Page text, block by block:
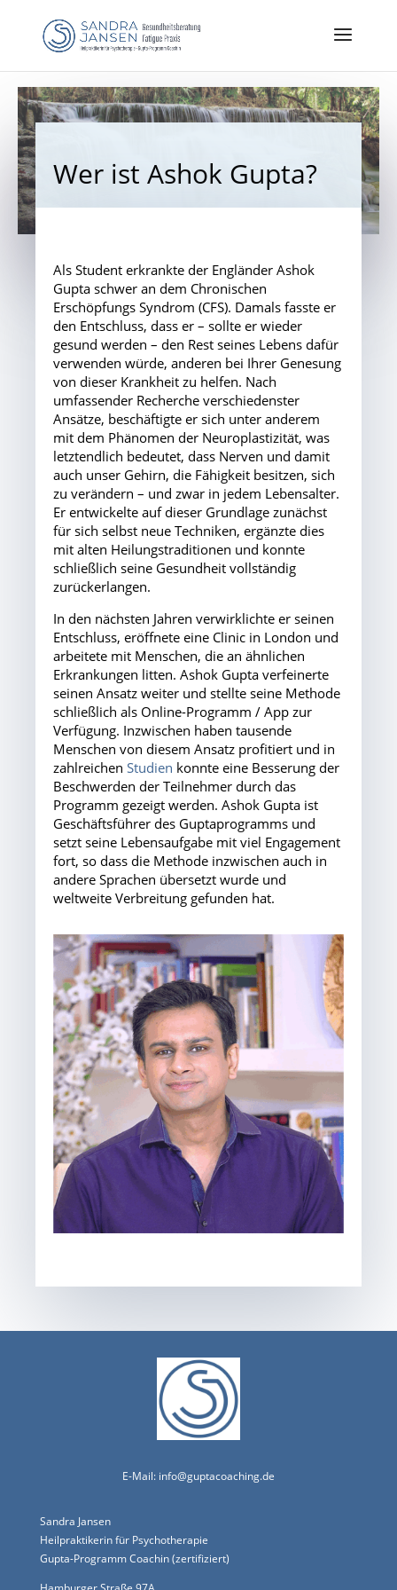
Wer ist Ashok Gupta?
Als Student erkrankte der Engländer Ashok
Gupta schwer an dem Chronischen
Erschöpfungs Syndrom (CFS). Damals fasste er
den Entschluss, dass er – sollte er wieder
gesund werden – den Rest seines Lebens dafür
verwenden würde, anderen bei Ihrer Genesung
von dieser Krankheit zu helfen. Nach
umfassender Recherche verschiedenster
Ansätze, beschäftigte er sich unter anderem
mit dem Phänomen der Neuroplastizität, was
letztendlich bedeutet, dass Nerven und damit
auch unser Gehirn, die Fähigkeit besitzen, sich
zu verändern – und zwar in jedem Lebensalter.
Er entwickelte auf dieser Grundlage zunächst
für sich selbst neue Techniken, ergänzte dies
mit alten Heilungstraditionen und konnte
schließlich seine Gesundheit vollständig
zurückerlangen.
In den nächsten Jahren verwirklichte er seinen
Entschluss, eröffnete eine Clinic in London und
arbeitete mit Menschen, die an ähnlichen
Erkrankungen litten. Ashok Gupta verfeinerte
seinen Ansatz weiter und stellte seine Methode
schließlich als Online-Programm / App zur
Verfügung. Inzwischen haben tausende
Menschen von diesem Ansatz profitiert und in
zahlreichenStudien konnte eine Besserung der
Beschwerden der Teilnehmer durch das
Programm gezeigt werden. Ashok Gupta ist
Geschäftsführer des Guptaprogramms und
setzt seine Lebensaufgabe mit viel Engagement
fort, so dass die Methode inzwischen auch in
andere Sprachen übersetzt wurde und
weltweite Verbreitung gefunden hat.
E-Mail: info@guptacoaching.de
Sandra Jansen
Heilpraktikerin für Psychotherapie
Gupta-Programm Coachin (zertifiziert)